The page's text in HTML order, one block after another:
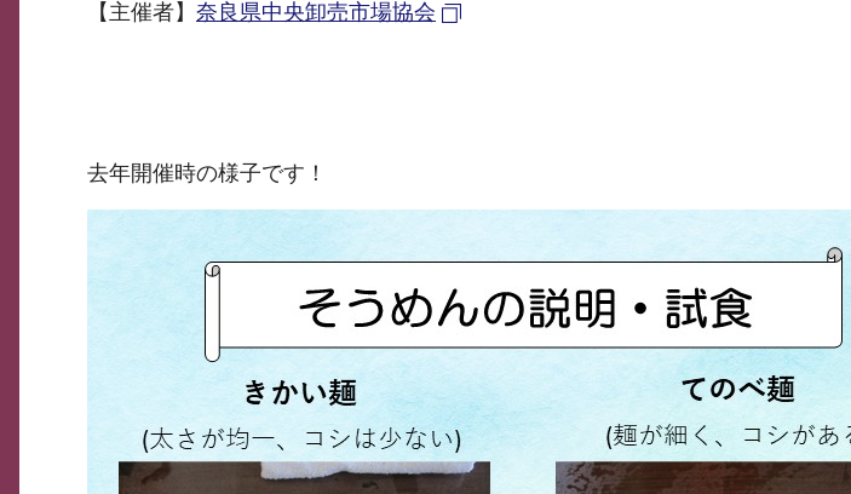
【主催者】 奈良県中央卸売市場協会
去年開催時の様子です！